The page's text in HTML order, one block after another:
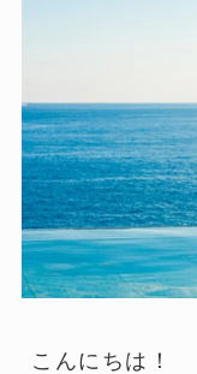
こんにちは！